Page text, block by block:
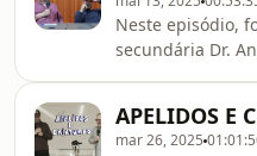
ESPECIAL A ELES
COMPARECEU.
Neste episódio,
secundária Dr.
de estudantes
APELIDOS E
mar 26, 2025